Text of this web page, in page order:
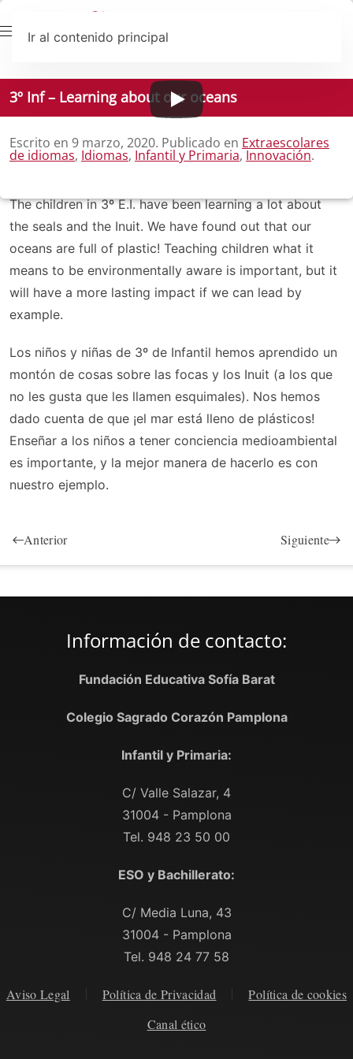
Ir al contenido principal
3º Inf – Learning about our oceans
Escrito en 9 marzo, 2020. Publicado en Extraescolares
de idiomas, Idiomas, Infantil y Primaria, Innovación.
The children in 3º E.I. have been learning a lot about
the seals and the Inuit. We have found out that our
oceans are full of plastic! Teaching children what it
means to be environmentally aware is important, but it
will have a more lasting impact if we can lead by
example.
Los niños y niñas de 3º de Infantil hemos aprendido un
montón de cosas sobre las focas y los Inuit (a los que
no les gusta que les llamen esquimales). Nos hemos
dado cuenta de que ¡el mar está lleno de plásticos!
Enseñar a los niños a tener conciencia medioambiental
es importante, y la mejor manera de hacerlo es con
nuestro ejemplo.
Anterior Siguiente
Información de contacto:
Fundación Educativa Sofía Barat
Colegio Sagrado Corazón Pamplona
Infantil y Primaria:
C/ Valle Salazar, 4
31004 - Pamplona
Tel. 948 23 50 00
ESO y Bachillerato:
C/ Media Luna, 43
31004 - Pamplona
Tel. 948 24 77 58
Aviso Legal Política de Privacidad
Política de cookies
Canal ético